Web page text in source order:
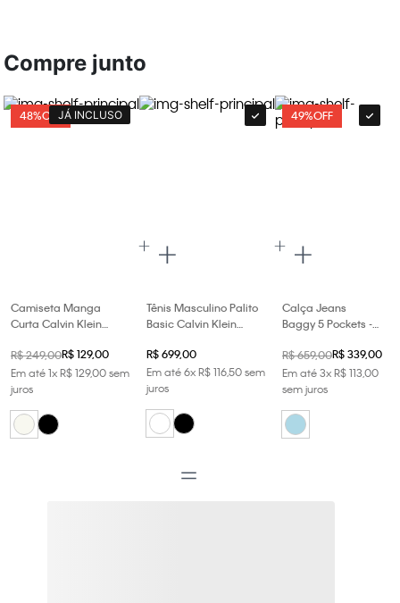
Compre junto
JÁ INCLUSO
48%OFF
Camiseta Manga
Curta Calvin Klein
Gola Colorida - Off
White
R$249,00R$129,00
Em até1xR$129,00sem
juros
Tênis Masculino Palito
Basic Calvin Klein
R$699,00
Em até6xR$116,50sem
juros
49%OFF
Calça Jeans
Baggy 5 Pockets -
R$659,00R$339,00
Em até3xR$113,00
sem juros